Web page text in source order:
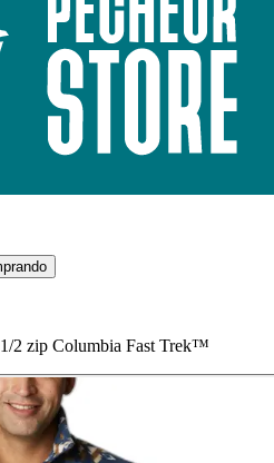
2 zip Columbia Fast Trek™